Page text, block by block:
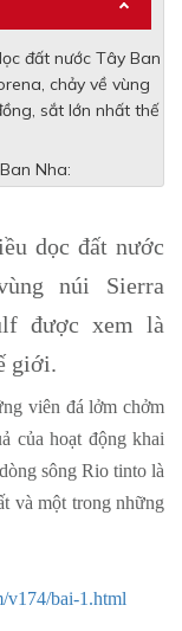
đất nước Tây Ban
chảy về vùng
sắt lớn nhất thế
Nha:
dọc đất nước
núi Sierra
được xem là
giới.
viên đá lởm chởm
của hoạt động khai
sông Rio tinto là
và một trong những
v174/bai-1.html